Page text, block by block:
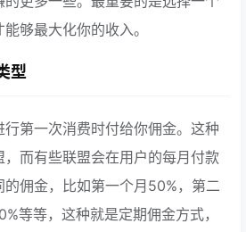
够最大化你的收入。
型
第一次消费时付给你佣金。这种
而有些联盟会在用户的每月付款
佣金，比如第一个月50%，第二
等等，这种就是定期佣金方式，